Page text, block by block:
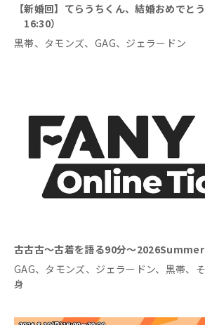
【新婚回】てらうちくん、結婚おめでと
16:30）
黒帯、タモンズ、GAG、ジェラードン
古古古～古着を語る90分～
GAG、タモンズ、ジェラードン、黒帯
身